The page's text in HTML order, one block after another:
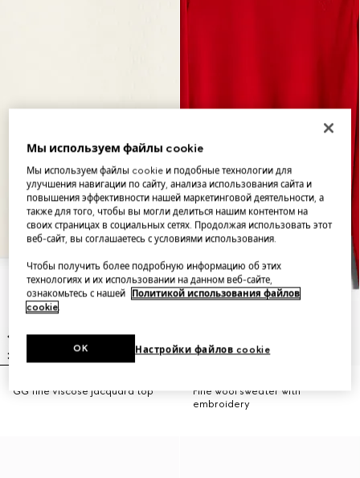
GG fine viscose jacquard top
Fine wool sweater with
embroidery
Мы используем файлы cookie
Мы используем файлы cookie и подобные технологии для
улучшения навигации по сайту, анализа использования сайта и
повышения эффективности нашей маркетинговой деятельности, а
также для того, чтобы вы могли делиться нашим контентом на
своих страницах в социальных сетях. Продолжая использовать этот
веб-сайт, вы соглашаетесь с условиями использования.
Чтобы получить более подробную информацию об этих
технологиях и их использовании на данном веб-сайте,
ознакомьтесь с нашей
Политикой использования файлов
cookie.
Настройки файлов cookie
OK